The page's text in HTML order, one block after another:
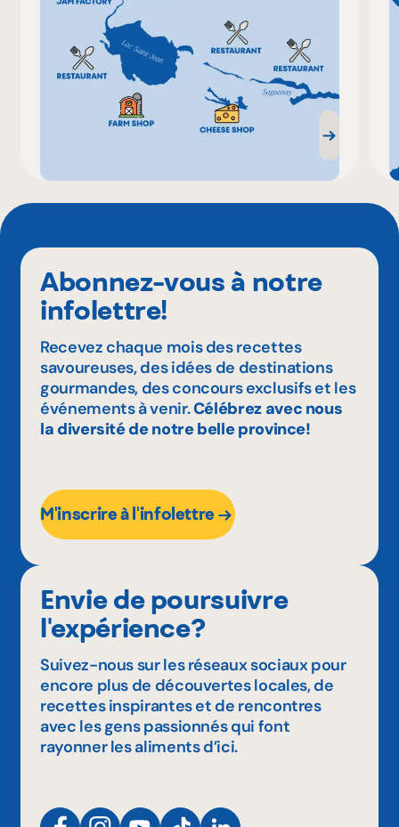
Abonnez-vous à notre
infolettre!
Recevez chaque mois des recettes
savoureuses, des idées de destinations
gourmandes, des concours exclusifs et les
événements à venir.Célébrez avec nous
la diversité de notre belle province!
M'inscrire à l'infolettre
Envie de poursuivre
l'expérience?
Suivez-nous sur les réseaux sociaux pour
encore plus de découvertes locales, de
recettes inspirantes et de rencontres
avec les gens passionnés qui font
rayonner les aliments d’ici.